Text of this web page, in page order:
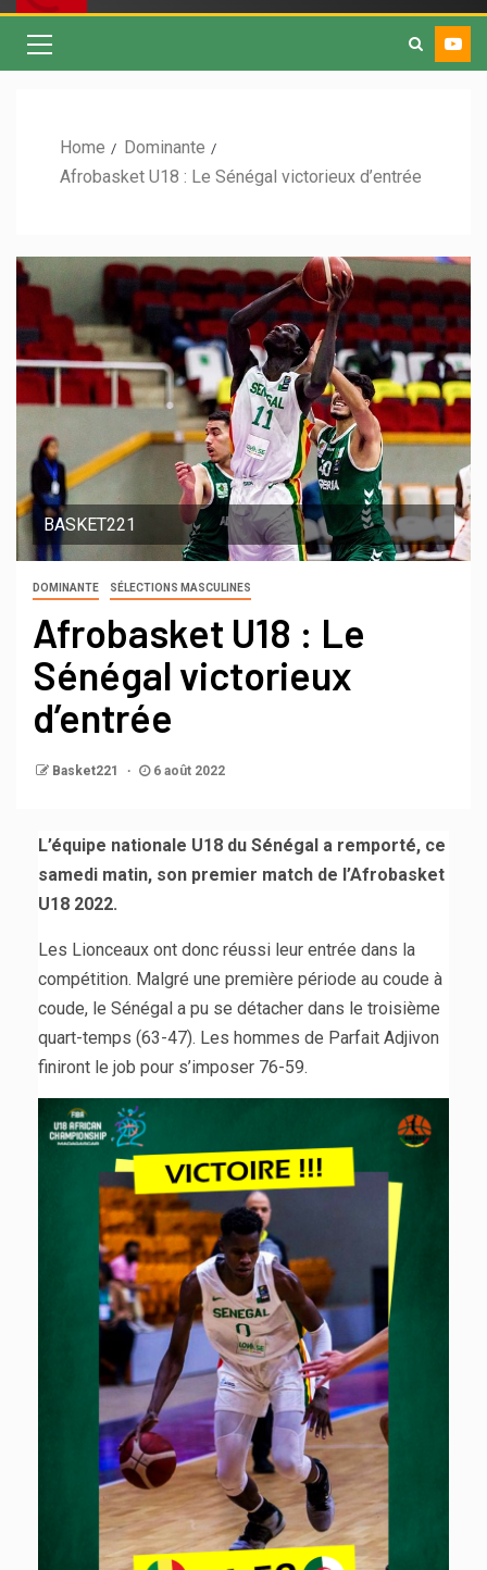
Home
Dominante
Afrobasket U18 : Le Sénégal victorieux d’entrée
BASKET221
DOMINANTE SÉLECTIONS MASCULINES
Afrobasket U18 : Le
Sénégal victorieux
d’entrée
Basket221 6 août 2022
L’équipe nationale U18 du Sénégal a remporté, ce
samedi matin, son premier match de l’Afrobasket
U18 2022.
Les Lionceaux ont donc réussi leur entrée dans la
compétition. Malgré une première période au coude à
coude, le Sénégal a pu se détacher dans le troisième
quart-temps (63-47). Les hommes de Parfait Adjivon
finiront le job pour s’imposer 76-59.